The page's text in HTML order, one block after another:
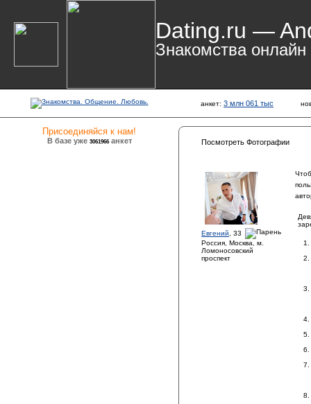
Dating.ru —
Знакомства онлайн
анкет: 3 млн 061 тыс
Присоединяйся к нам!
В базе уже 3061966анкет Посмотреть Фотографии
Евгений , 33
Россия, Москва, м.
Ломоносовский
проспект